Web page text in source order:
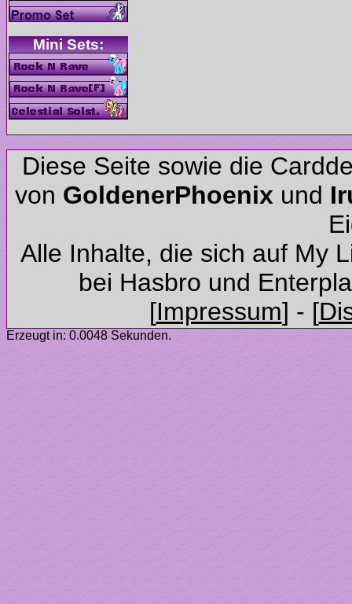
Diese Seite sowie die
von
und
Alle Inhalte, die sich auf My
Erzeugt in: 0.0048 Sekunden.